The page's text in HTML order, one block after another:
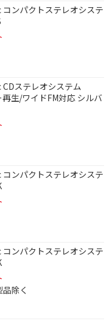
ンパクトステレオシステ
ステレオシステム
生/ワイドFM対応 シルバ
ンパクトステレオシステ
ンパクトステレオシステ
除く
む